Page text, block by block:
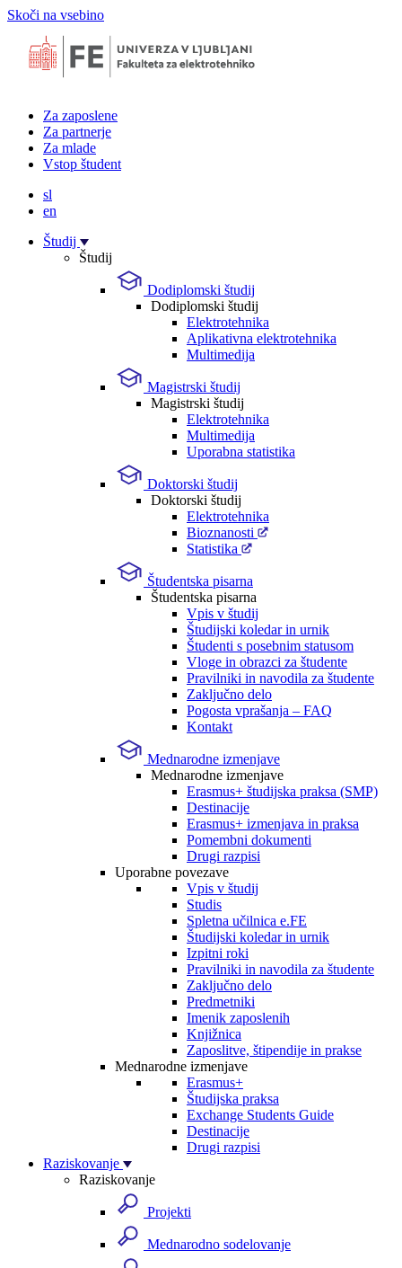
Skoči na vsebino
Za zaposlene
Za partnerje
Za mlade
Vstop študent
sl
en
Študij
Študij
Dodiplomski študij
Dodiplomski študij
Elektrotehnika
Aplikativna elektrotehnika
Multimedija
Magistrski študij
Magistrski študij
Elektrotehnika
Multimedija
Uporabna statistika
Doktorski študij
Doktorski študij
Elektrotehnika
Bioznanosti
Statistika
Študentska pisarna
Študentska pisarna
Vpis v študij
Študijski koledar in urnik
Študenti s posebnim statusom
Vloge in obrazci za študente
Pravilniki in navodila za študente
Zaključno delo
Pogosta vprašanja – FAQ
Kontakt
Mednarodne izmenjave
Mednarodne izmenjave
Erasmus+ študijska praksa (SMP)
Destinacije
Erasmus+ izmenjava in praksa
Pomembni dokumenti
Drugi razpisi
Uporabne povezave
Vpis v študij
Studis
Spletna učilnica e.FE
Študijski koledar in urnik
Izpitni roki
Pravilniki in navodila za študente
Zaključno delo
Predmetniki
Imenik zaposlenih
Knjižnica
Zaposlitve, štipendije in prakse
Mednarodne izmenjave
Erasmus+
Študijska praksa
Exchange Students Guide
Destinacije
Drugi razpisi
Raziskovanje
Raziskovanje
Projekti
Mednarodno sodelovanje